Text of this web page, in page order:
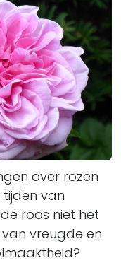
over rozen
van
roos niet het
vreugde en